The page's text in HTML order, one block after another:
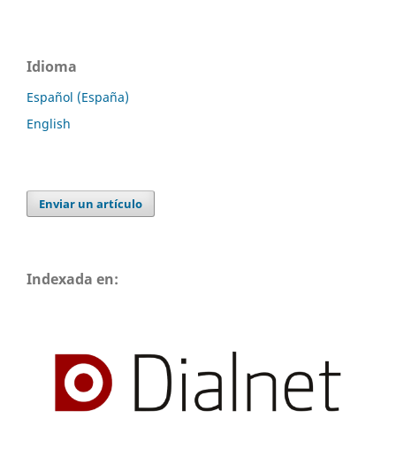
Idioma
Español (España)
English
Enviar un artículo
Indexada en: